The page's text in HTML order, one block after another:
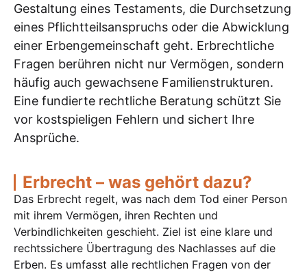
Gestaltung eines Testaments, die Durchsetzung
eines Pflichtteilsanspruchs oder die Abwicklung
einer Erbengemeinschaft geht. Erbrechtliche
Fragen berühren nicht nur Vermögen, sondern
häufig auch gewachsene Familienstrukturen.
Eine fundierte rechtliche Beratung schützt Sie
vor kostspieligen Fehlern und sichert Ihre
Ansprüche.
Erbrecht – was gehört dazu?
Das Erbrecht regelt, was nach dem Tod einer Person
mit ihrem Vermögen, ihren Rechten und
Verbindlichkeiten geschieht. Ziel ist eine klare und
rechtssichere Übertragung des Nachlasses auf die
Erben. Es umfasst alle rechtlichen Fragen von der